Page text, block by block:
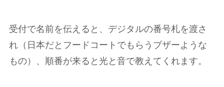
受付で名前を伝えると、デジタルの番号札を渡さ
れ（日本だとフードコートでもらうブザーような
もの）、順番が来ると光と音で教えてくれます。